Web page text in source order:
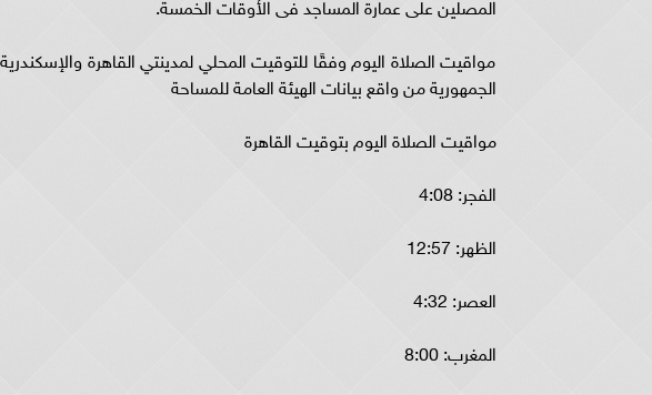
مواقيت الصلاة اليوم وفقًا للتوقيت المحلي لمدينتي القاهرة
الجمهورية من واقع بيانات الهيئة العامة للمساحة
مواقيت الصلاة اليوم بتوقيت القاهرة
الفجر: 4:08
الظهر: 12:57
العصر: 4:32
المغرب: 8:00